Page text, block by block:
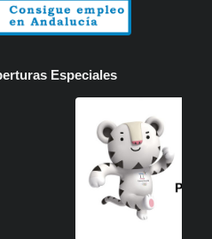
Especiales